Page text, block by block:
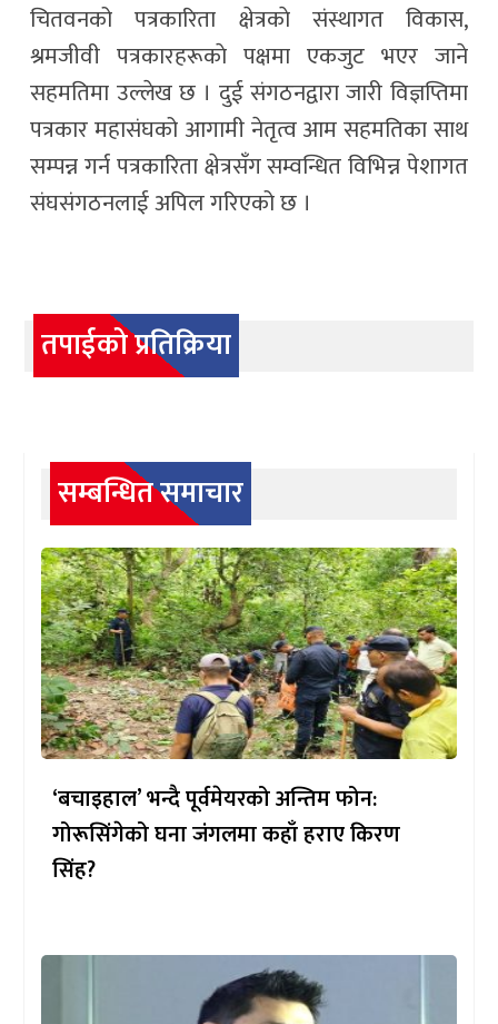
चितवनको पत्रकारिता क्षेत्रकाे संस्थागत विकास,
श्रमजीवी पत्रकारहरूकाे पक्षमा एकजुट भएर जाने
सहमतिमा उल्लेख छ । दुई संगठनद्वारा जारी विज्ञप्तिमा
पत्रकार महासंघको आगामी नेतृत्व आम सहमतिका साथ
सम्पन्न गर्न पत्रकारिता क्षेत्रसँग सम्वन्धित विभिन्न पेशागत
संघसंगठनलाई अपिल गरिएको छ ।
तपाईको प्रतिक्रिया
सम्बन्धित समाचार
‘बचाइहाल’ भन्दै पूर्वमेयरको अन्तिम फोन:
गोरूसिंगेको घना जंगलमा कहाँ हराए किरण
सिंह?